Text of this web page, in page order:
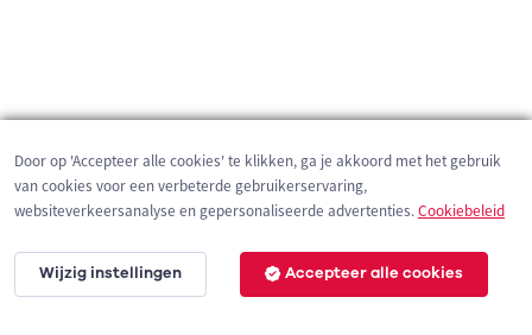
300 m
Door op 'Accepteer alle cookies' te klikken, ga je akkoord met het gebruik
van cookies voor een verbeterde gebruikerservaring,
websiteverkeersanalyse en gepersonaliseerde advertenties.Cookiebeleid
Wijzig instellingen Accepteer alle cookies